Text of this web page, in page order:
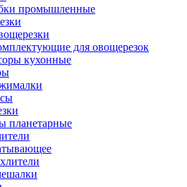
промышленные
для овощерезок
кухонные
планетарные